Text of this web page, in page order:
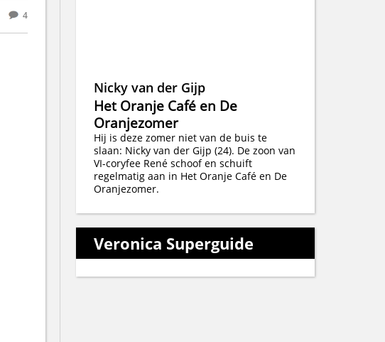
4
Nicky van der Gijp
Het Oranje Café en De
Oranjezomer
Hij is deze zomer niet van de buis te
slaan: Nicky van der Gijp (24). De zoon van
VI-coryfee René schoof en schuift
regelmatig aan in Het Oranje Café en De
Oranjezomer.
Veronica Superguide